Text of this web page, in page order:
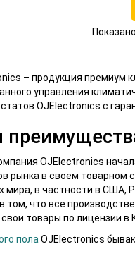
– продукция премиум
управления
OJElectronics с
OJElectronics
рынка в своем товарном
мира, в частности в США,
том, что все
товары по лицензии в
пола OJElectronics